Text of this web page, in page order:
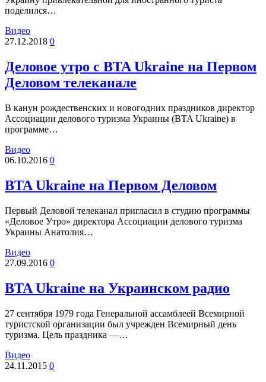
поделился…
Видео
27.12.2018 0
Деловое утро с BTA Ukraine на Первом
Деловом телеканале
В канун рождественских и новогодних праздников директор
Ассоциации делового туризма Украины (BTA Ukraine) в
программе…
Видео
06.10.2016 0
BTA Ukraine на Первом Деловом
Первый Деловой телеканал пригласил в студию программы
«Деловое Утро» директора Ассоциации делового туризма
Украины Анатолия…
Видео
27.09.2016 0
BTA Ukraine на Украинском радио
27 сентября 1979 года Генеральной ассамблеей Всемирной
туристской организации был учрежден Всемирный день
туризма. Цель праздника —…
Видео
24.11.2015 0